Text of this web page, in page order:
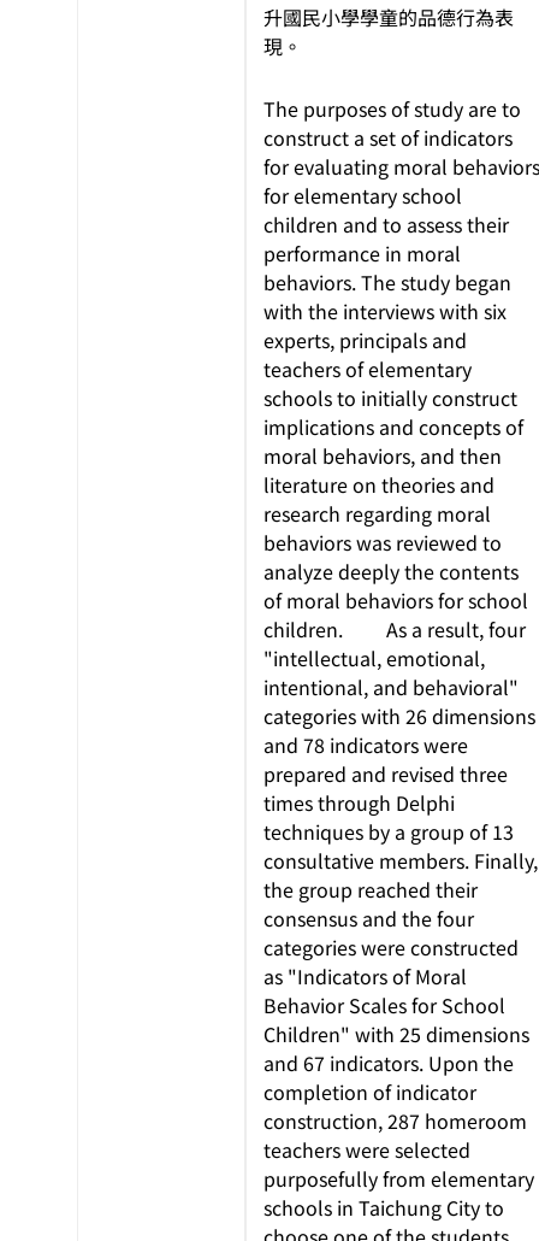
升國民小學學童的品德行為表
現。
The purposes of study are to
construct a set of indicators
for evaluating moral behaviors
for elementary school
children and to assess their
performance in moral
behaviors. The study began
with the interviews with six
experts, principals and
teachers of elementary
schools to initially construct
implications and concepts of
moral behaviors, and then
literature on theories and
research regarding moral
behaviors was reviewed to
analyze deeply the contents
of moral behaviors for school
children. As a result, four
"intellectual, emotional,
intentional, and behavioral"
categories with 26 dimensions
and 78 indicators were
prepared and revised three
times through Delphi
techniques by a group of 13
consultative members. Finally,
the group reached their
consensus and the four
categories were constructed
as "Indicators of Moral
Behavior Scales for School
Children" with 25 dimensions
and 67 indicators. Upon the
completion of indicator
construction, 287 homeroom
teachers were selected
purposefully from elementary
schools in Taichung City to